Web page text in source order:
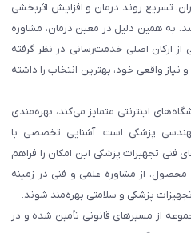
تسریع روند درمان و افزایش اثربخشی
به همین دلیل در معین درمان، مشاوره
ارکان اصلی خدمت‌رسانی در نظر گرفته
واقعی خود، بهترین انتخاب را داشته
اینترنتی متمایز می‌کند، بهره‌مندی
پزشکی است. آشنایی تخصصی با
فنی تجهیزات پزشکی این امکان را فراهم
محصول، از مشاوره علمی و فنی در زمینه
پزشکی و سلامتی بهره‌مند شوند.
از مسیرهای قانونی تأمین شده و در